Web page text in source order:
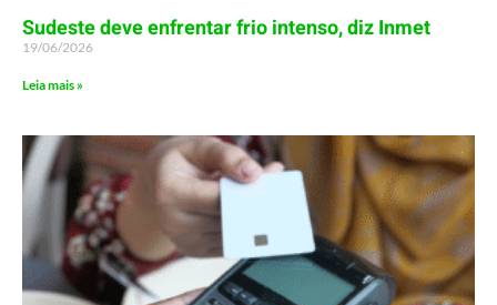
Sudeste deve enfrentar frio intenso, diz Inmet
19/06/2026
Leia mais »